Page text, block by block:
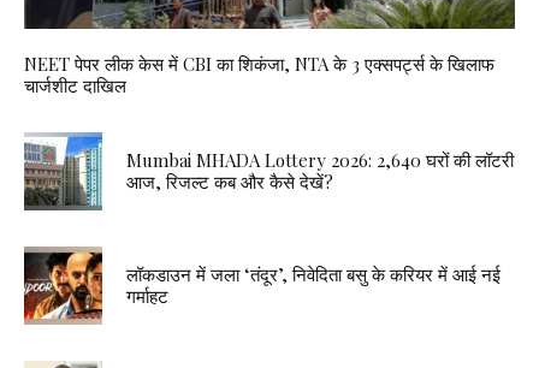
NEET पेपर लीक केस में CBI का शिकंजा, NTA के 3 एक्सपर्ट्स के खिलाफ
चार्जशीट दाखिल
Mumbai MHADA Lottery 2026: 2,640 घरों की लॉटरी
आज, रिजल्ट कब और कैसे देखें?
लॉकडाउन में जला ‘तंदूर’, निवेदिता बसु के करियर में आई नई
गर्माहट